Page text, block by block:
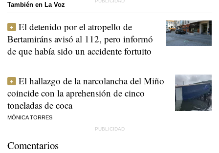
También en La Voz
El detenido por el atropello de
Bertamiráns avisó al 112, pero informó
de que había sido un accidente fortuito
El hallazgo de la narcolancha del Miño
coincide con la aprehensión de cinco
toneladas de coca
MÓNICA TORRES
Comentarios